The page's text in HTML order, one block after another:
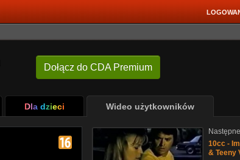
Dołącz do CDA Premium
Dla dzieci Wideo użytkowników
10cc -
& Teeny